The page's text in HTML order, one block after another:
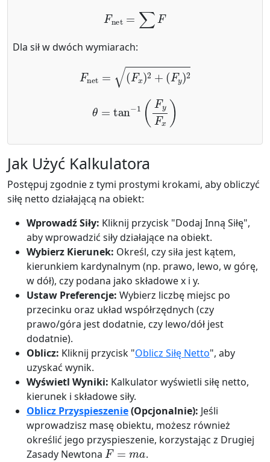
=∑F
Dla sił w dwóch wymiarach:
(Fx)2+(Fy)2
F yF x)
Jak Użyć Kalkulatora
Postępuj zgodnie z tymi prostymi krokami, aby obliczyć
siłę netto działającą na obiekt:
Wprowadź Siły: Kliknij przycisk "Dodaj Inną Siłę",
aby wprowadzić siły działające na obiekt.
Wybierz Kierunek: Określ, czy siła jest kątem,
kierunkiem kardynalnym (np. prawo, lewo, w górę,
w dół), czy podana jako składowe x i y.
Ustaw Preferencje: Wybierz liczbę miejsc po
przecinku oraz układ współrzędnych (czy
prawo/góra jest dodatnie, czy lewo/dół jest
dodatnie).
Oblicz: Kliknij przycisk "Oblicz Siłę Netto", aby
uzyskać wynik.
Wyświetl Wyniki: Kalkulator wyświetli siłę netto,
kierunek i składowe siły.
Oblicz Przyspieszenie(Opcjonalnie): Jeśli
wprowadzisz masę obiektu, możesz również
określić jego przyspieszenie, korzystając z Drugiej
Zasady Newtona
F=ma
.